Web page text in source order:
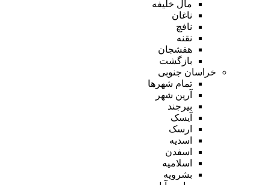
مال خلیفه
ناغان
نافچ
نقنه
هفشجان
بازگشت
خراسان جنوبی
تمام شهر‌ها
آرین شهر
بیرجند
آیسک
ارسک
اسدیه
اسفدن
اسلامیه
بشرویه